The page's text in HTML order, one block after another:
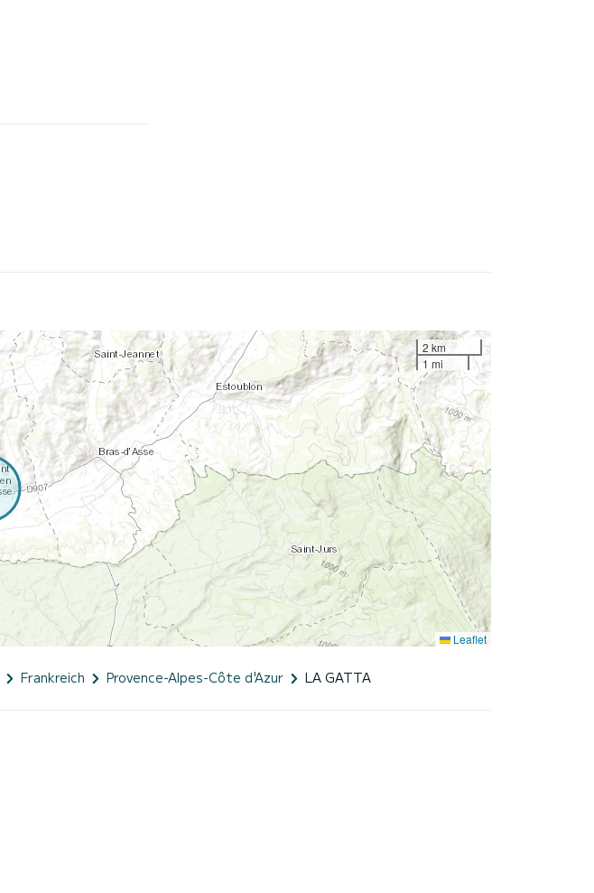
2 km
1 mi
Leaflet
Frankreich Provence-Alpes-Côte d'Azur LA GATTA